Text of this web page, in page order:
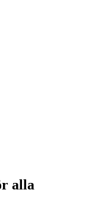
alla